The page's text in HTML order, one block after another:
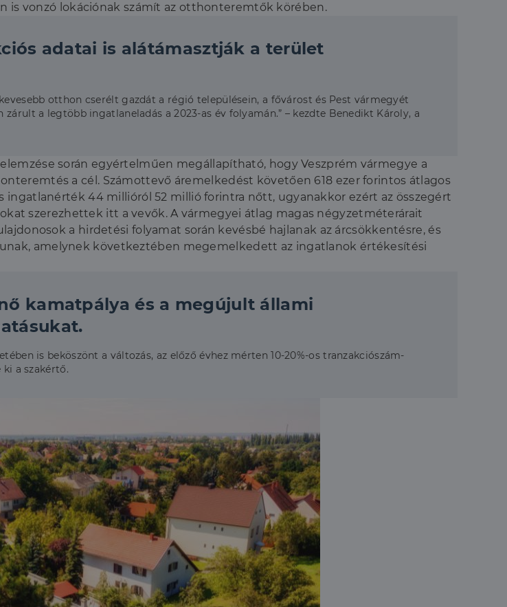
is vonzó lokációnak számít az otthonteremtők körében.
adatai is alátámasztják a terület
otthon cserélt gazdát a régió településein, a fővárost és Pest vármegyét
a legtöbb ingatlaneladás a 2023-as év folyamán.” – kezdte Benedikt Károly, a
során egyértelműen megállapítható, hogy Veszprém vármegye a
a cél. Számottevő áremelkedést követően 618 ezer forintos átlagos
ingatlanérték 44 millióról 52 millió forintra nőtt, ugyanakkor ezért az összegért
szerezhettek itt a vevők. A vármegyei átlag magas négyzetméterárait
a hirdetési folyamat során kevésbé hajlanak az árcsökkentésre, és
amelynek következtében megemelkedett az ingatlanok értékesítési
kamatpálya és a megújult állami
is beköszönt a változás, az előző évhez mérten 10-20%-os tranzakciószám-
a szakértő.